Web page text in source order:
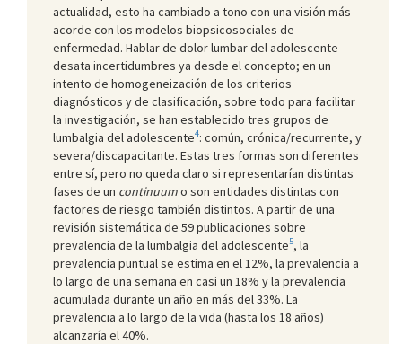
actualidad, esto ha cambiado a tono con una visión más
acorde con los modelos biopsicosociales de
enfermedad. Hablar de dolor lumbar del adolescente
desata incertidumbres ya desde el concepto; en un
intento de homogeneización de los criterios
diagnósticos y de clasificación, sobre todo para facilitar
la investigación, se han establecido tres grupos de
lumbalgia del adolescente4: común, crónica/recurrente, y
severa/discapacitante. Estas tres formas son diferentes
entre sí, pero no queda claro si representarían distintas
fases de un continuumo son entidades distintas con
factores de riesgo también distintos. A partir de una
revisión sistemática de 59 publicaciones sobre
prevalencia de la lumbalgia del adolescente5, la
prevalencia puntual se estima en el 12%, la prevalencia a
lo largo de una semana en casi un 18% y la prevalencia
acumulada durante un año en más del 33%. La
prevalencia a lo largo de la vida (hasta los 18 años)
alcanzaría el 40%.